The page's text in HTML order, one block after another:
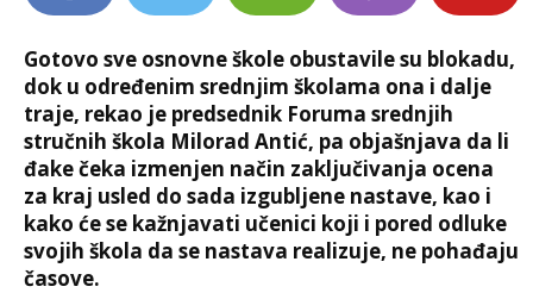
Gotovo sve osnovne škole obustavile su blokadu,
dok u određenim srednjim školama ona i dalje
traje, rekao je predsednik Foruma srednjih
stručnih škola Milorad Antić, pa objašnjava da li
đake čeka izmenjen način zaključivanja ocena
za kraj usled do sada izgubljene nastave, kao i
kako će se kažnjavati učenici koji i pored odluke
svojih škola da se nastava realizuje, ne pohađaju
časove.